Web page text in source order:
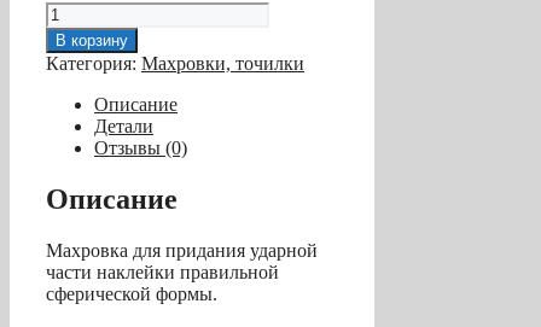
Количество
товара
Брелок-
инструмент
обработки
наклейки
№8
В корзину
Категория: Махровки, точилки
Описание
Детали
Отзывы (0)
Описание
Махровка для придания ударной
части наклейки правильной
сферической формы.